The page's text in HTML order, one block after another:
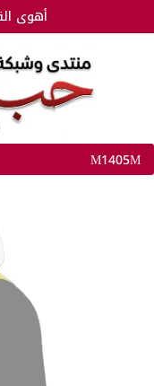
أهوى
M1405M